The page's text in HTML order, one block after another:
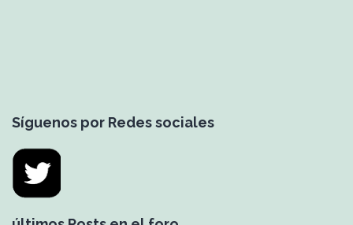
Síguenos por Redes sociales